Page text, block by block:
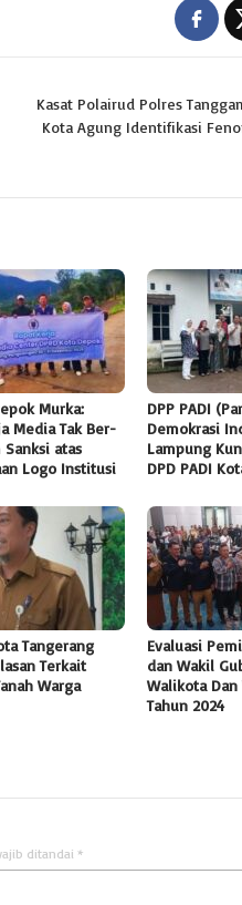
Kasat Polairud Polres
Kota Agung Identifikasi
Murka:
Media Tak Ber-
Sanksi atas
Logo Institusi
DPP PADI
Demokrasi
Lampung
DPD PADI
Tangerang
Terkait
Warga
Evaluasi
dan Wakil
Walikota
Tahun 2024
ditandai *